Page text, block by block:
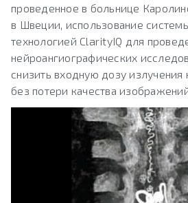
проведенное в больнице
в Швеции, использование
технологией ClarityIQ для
нейроангиографических
снизить входную дозу излучения
без потери качества